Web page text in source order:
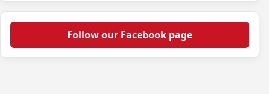
Follow our Facebook page